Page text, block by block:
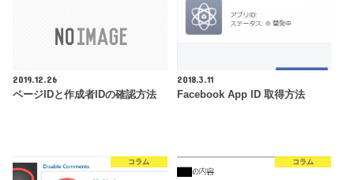
2019.12.26
ページIDと作成者IDの確認方法
2018.3.11
Facebook App ID 取得方法
コラム コラム